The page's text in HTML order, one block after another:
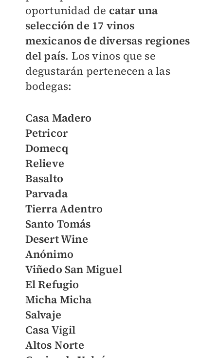
oportunidad de catar una
selección de 17 vinos
mexicanos de diversas regiones
del país. Los vinos que se
degustarán pertenecen a las
bodegas:
Casa Madero
Petricor
Domecq
Relieve
Basalto
Parvada
Tierra Adentro
Santo Tomás
Desert Wine
Anónimo
Viñedo San Miguel
El Refugio
Micha Micha
Salvaje
Casa Vigil
Altos Norte